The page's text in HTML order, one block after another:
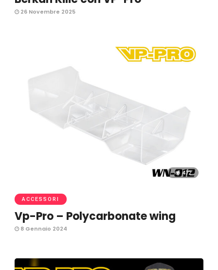
26 Novembre 2025
472
ACCESSORI
Vp-Pro – Polycarbonate wing
8 Gennaio 2024